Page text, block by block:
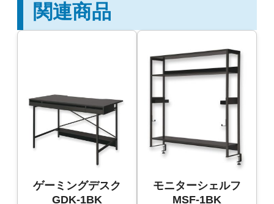
関連商品
ゲーミングデスク
GDK-1BK
モニターシェルフ
MSF-1BK